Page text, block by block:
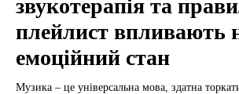
звукотерапія та
плейлист впливають
емоційний стан
Музика – це універсальна мова, здатна